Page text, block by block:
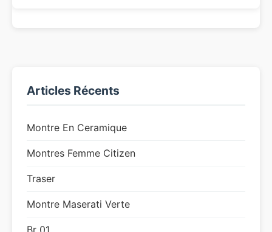
Articles Récents
Montre En Ceramique
Montres Femme Citizen
Traser
Montre Maserati Verte
Br 01